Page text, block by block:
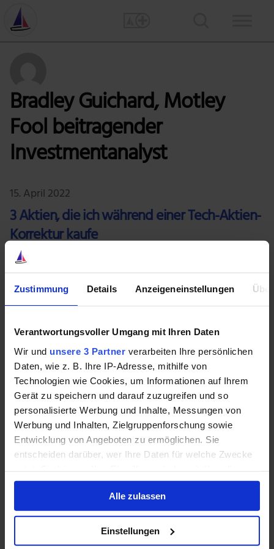
Zustimmung Details Anzeigeneinstellungen
Verantwortungsvoller Umgang mit Ihren Daten
Wir und unsere 3 Partner verarbeiten Ihre persönlichen
Daten, wie z. B. Ihre IP-Adresse, mithilfe von
Technologien wie Cookies, um Informationen auf Ihrem
Gerät zu speichern und darauf zuzugreifen und so
personalisierte Werbung und Inhalte, Messungen von
Werbung und Inhalten, Zielgruppenforschung sowie
Entwicklung von Angeboten zu ermöglichen. Sie
entscheiden darüber, wer Ihre Daten für welche Zwecke
Cookie-Erklärung oder durch Klicken auf das Privacy
Trigger Symbol ändern oder widerrufen
Wenn Sie es erlauben, würden wir auch gerne:
Informationen über Ihre geografische Lage
Alle zulassen
Einstellungen
Bradley Guichard, Motley
Fool beitragender
Investmentanalyst
15. April 2022
3 Aktien, die ich während einer Tech-Aktien-
Korrektur kaufe
Die Korrektur bei den Technologiewerten hat einige große
Namen zu Fall gebracht, was für langfristige Anleger von
Vorteil sein könnte.Mehr »
4. April 2022
3 Top-E-Commerce-Aktien, die man jetzt
kaufen sollte
Dieser schnell wachsende Sektor bietet versierten
langfristigen Anlegern mehrere Möglichkeiten, davon zu
profitieren.Mehr »
5. März 2022
2 heiße Wachstumsaktien, die 2022 ein Kauf
Wachstumsaktien stehen derzeit nicht in der Gunst der
Anleger – dennoch gibt es reizvolle Möglichkeiten, die man